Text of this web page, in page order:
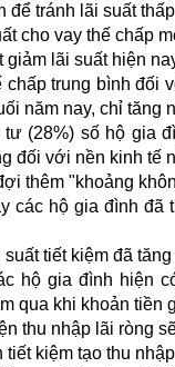
để tránh lãi suất
cho vay thế chấp
lãi suất hiện
chấp trung bình đối
năm nay, chỉ tăng
(28%) số hộ gia
đối với nền kinh tế
thêm "khoảng
các hộ gia đình
tiết kiệm đã
hộ gia đình hiện
qua khi khoản tiền
thu nhập lãi ròng
tiết kiệm tạo thu